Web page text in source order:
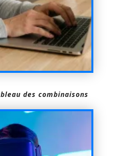
des combinaisons